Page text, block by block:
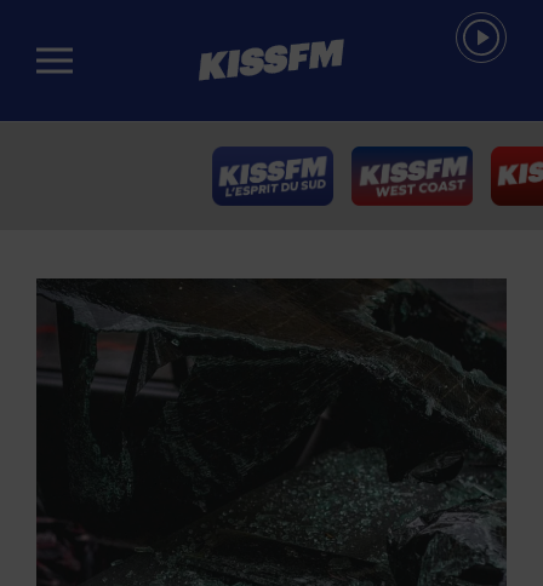
Passer au contenu principal